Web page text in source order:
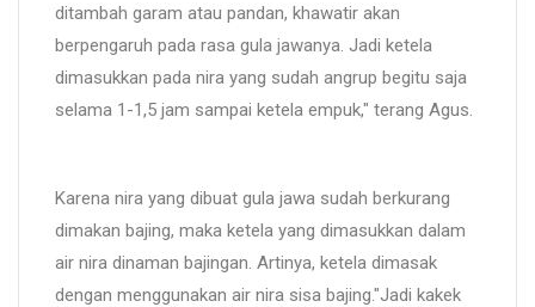
ditambah garam atau pandan, khawatir akan
berpengaruh pada rasa gula jawanya. Jadi ketela
dimasukkan pada nira yang sudah angrup begitu saja
selama 1-1,5 jam sampai ketela empuk," terang Agus.
Karena nira yang dibuat gula jawa sudah berkurang
dimakan bajing, maka ketela yang dimasukkan dalam
air nira dinaman bajingan. Artinya, ketela dimasak
dengan menggunakan air nira sisa bajing."Jadi kakek